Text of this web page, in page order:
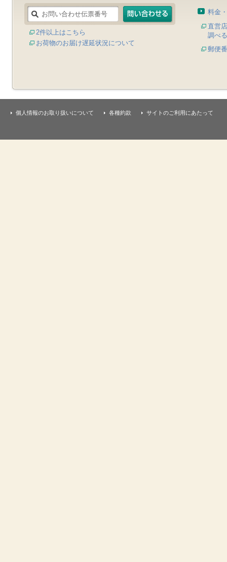
2件以上はこちら
お荷物のお届け遅延状況について
料金
直営
調べる
郵便
個人情報のお取り扱いについて 各種約款 サイトのご利用にあたって